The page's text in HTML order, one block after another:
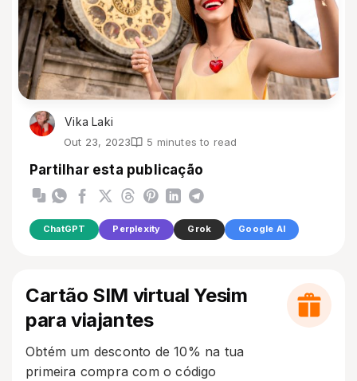
Vika Laki
Out 23, 2023 5 minutes to read
Partilhar esta publicação
ChatGPT Perplexity Grok Google AI
Cartão SIM virtual Yesim
para viajantes
Obtém um desconto de 10% na tua
primeira compra com o código